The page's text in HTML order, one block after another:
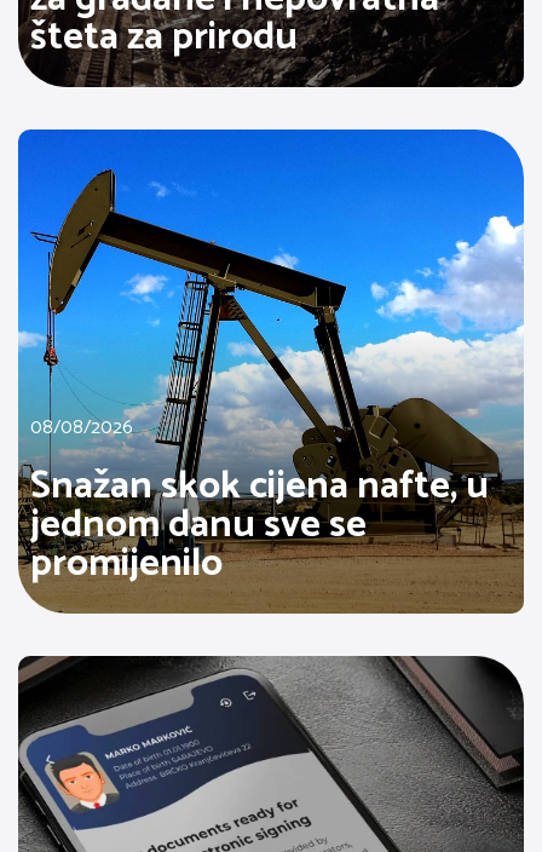
šteta za prirodu
08/08/2026
Snažan skok cijena nafte, u
jednom danu sve se
promijenilo